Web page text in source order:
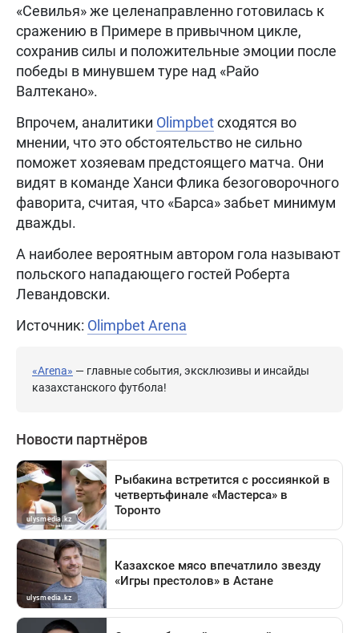
«Севилья» же целенаправленно готовилась к
сражению в Примере в привычном цикле,
сохранив силы и положительные эмоции после
победы в минувшем туре над «Райо
Валтекано».
Впрочем, аналитики Olimpbetсходятся во
мнении, что это обстоятельство не сильно
поможет хозяевам предстоящего матча. Они
видят в команде Ханси Флика безоговорочного
фаворита, считая, что «Барса» забьет минимум
дважды.
А наиболее вероятным автором гола называют
польского нападающего гостей Роберта
Левандовски.
Источник: Olimpbet Arena
«Arena» — главные события, эксклюзивы и инсайды
казахстанского футбола!